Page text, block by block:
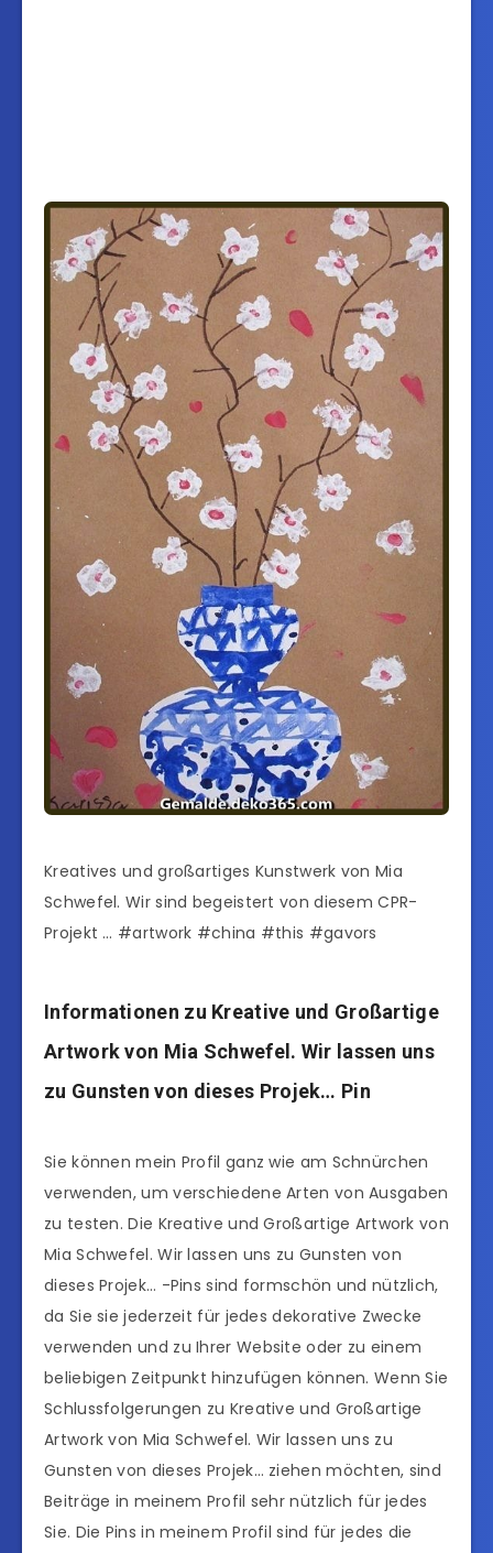
Kreatives und großartiges Kunstwerk von Mia
Schwefel. Wir sind begeistert von diesem CPR-
Projekt … #artwork #china #this #gavors
Informationen zu Kreative und Großartige
Artwork von Mia Schwefel. Wir lassen uns
zu Gunsten von dieses Projek… Pin
Sie können mein Profil ganz wie am Schnürchen
verwenden, um verschiedene Arten von Ausgaben
zu testen. Die Kreative und Großartige Artwork von
Mia Schwefel. Wir lassen uns zu Gunsten von
dieses Projek… -Pins sind formschön und nützlich,
da Sie sie jederzeit für jedes dekorative Zwecke
verwenden und zu Ihrer Website oder zu einem
beliebigen Zeitpunkt hinzufügen können. Wenn Sie
Schlussfolgerungen zu Kreative und Großartige
Artwork von Mia Schwefel. Wir lassen uns zu
Gunsten von dieses Projek… ziehen möchten, sind
Beiträge in meinem Profil sehr nützlich für jedes
Sie. Die Pins in meinem Profil sind für jedes die